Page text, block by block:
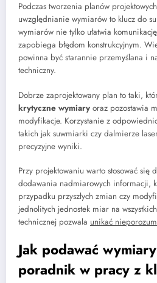
Podczas tworzenia planów
uwzględnianie wymiarów to klucz do
wymiarów nie tylko ułatwia
zapobiega błędom konstrukcyjnym.
powinna być starannie przemyślana i
techniczny.
Dobrze zaprojektowany plan to taki,
krytyczne wymiary oraz pozostawia
modyfikacje. Korzystanie z
takich jak suwmiarki czy dalmierze
precyzyjne wyniki.
Przy projektowaniu warto stosować się
dodawania nadmiarowych informacji,
przypadku przyszłych zmian czy
jednolitych jednostek miar na
technicznej pozwala unikać
Jak podawać
poradnik w pracy z